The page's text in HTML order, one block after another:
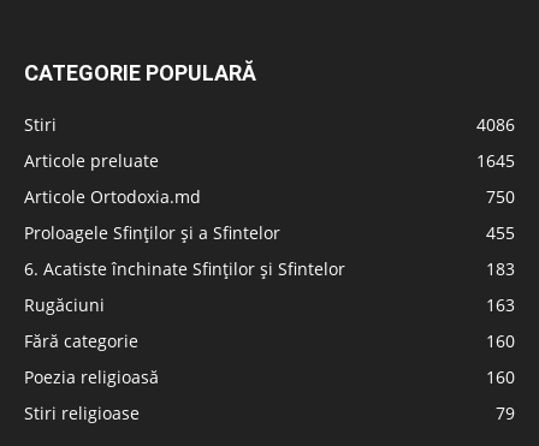
CATEGORIE POPULARĂ
Stiri
4086
Articole preluate
1645
Articole Ortodoxia.md
750
Proloagele Sfinților și a Sfintelor
455
6. Acatiste închinate Sfinților și Sfintelor
183
Rugăciuni
163
Fără categorie
160
Poezia religioasă
160
Stiri religioase
79